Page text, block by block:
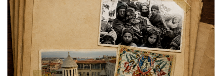
paylaşan Rum balıkçı "Patatukas" ve üç öğrencisi kalan
okul... Türkiye’nin Rumları 230 binden 2 bine inen nüfusuyla
otele dönüştürülecek tarihi Rum Yetimhanesi’nin gölgesinde
"kültür mücadelesi" veriyor.